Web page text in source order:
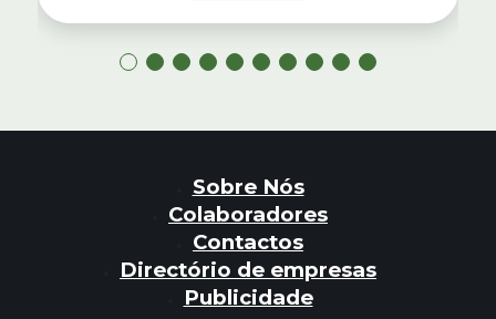
Sobre Nós
Colaboradores
Contactos
Directório de empresas
Publicidade